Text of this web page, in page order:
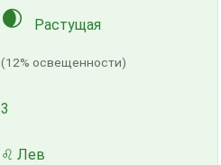
🌒 Растущая
(12% освещенности)
3
♌ Лев